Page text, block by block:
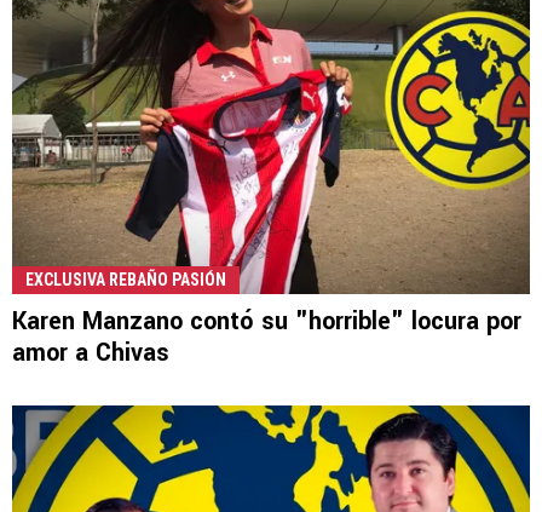
EXCLUSIVA REBAÑO PASIÓN
Karen Manzano contó su "horrible" locura por
amor a Chivas